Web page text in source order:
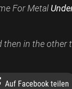
For Metal
in the
Auf Facebook teilen